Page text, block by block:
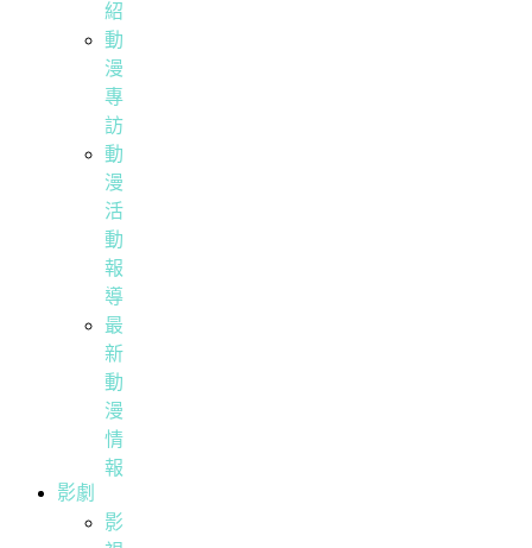
紹
動
漫
專
訪
動
漫
活
動
報
導
最
新
動
漫
情
報
影劇
影